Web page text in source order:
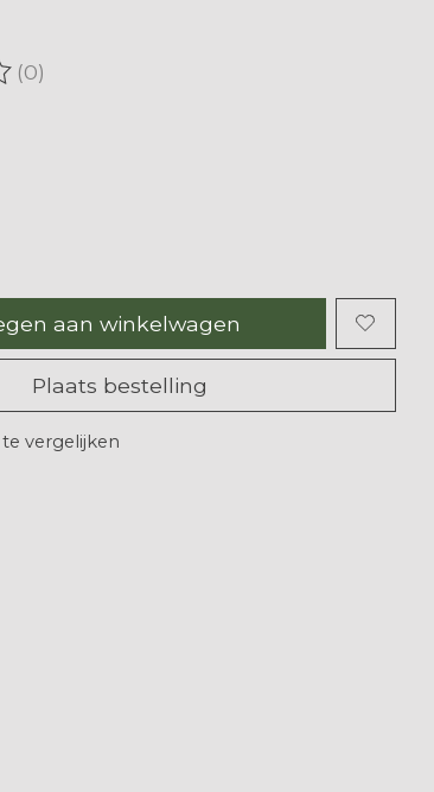
van dit product is
(0)
aan winkelwagen
Plaats bestelling
vergelijken